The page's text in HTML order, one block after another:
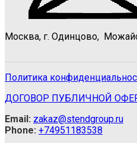
Москва, г. Одинцово,
Политика
ДОГОВОР ПУБЛИЧНОЙ
Email: zakaz@stendgroup.ru
Phone: +74951183538